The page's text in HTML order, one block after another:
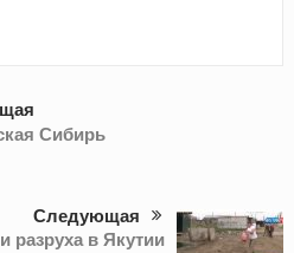
Сибирь
Следующая
разруха в Якутии